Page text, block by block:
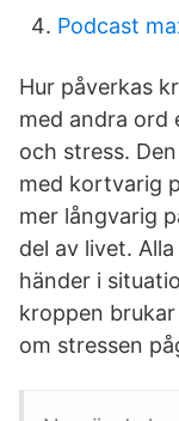
Podcast
Hur påverkas
med andra ord
och stress.
med kortvarig
mer långvarig
del av livet.
händer i
kroppen
om stressen